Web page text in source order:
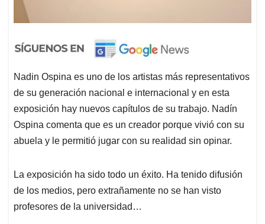
Nadin Ospina es uno de los artistas más representativos
de su generación nacional e internacional y en esta
exposición hay nuevos capítulos de su trabajo. Nadín
Ospina comenta que es un creador porque vivió con su
abuela y le permitió jugar con su realidad sin opinar.
La exposición ha sido todo un éxito. Ha tenido difusión
de los medios, pero extrañamente no se han visto
profesores de la universidad…